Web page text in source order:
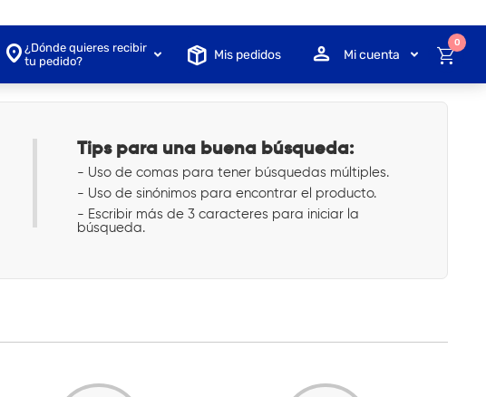
¿Dónde quieres recibir
tu pedido?
Mis pedidos Mi cuenta
0
Tips para una buena búsqueda:
- Uso de comas para tener búsquedas múltiples.
- Uso de sinónimos para encontrar el producto.
- Escribir más de 3 caracteres para iniciar la
búsqueda.